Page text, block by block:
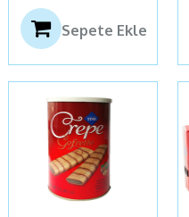
Sepete Ekle